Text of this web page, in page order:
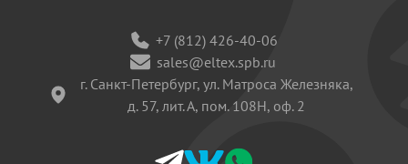
+7 (812) 426-40-06
sales@eltex.spb.ru
г. Санкт-Петербург, ул. Матроса Железняка,
д. 57, лит. А, пом. 108Н, оф. 2